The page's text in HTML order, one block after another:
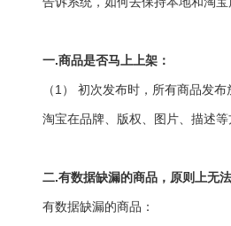
一.商品是否马上上架：
（1） 初次发布时，所有商品发
淘宝在品牌、版权、图片、描述
二.有数据缺漏的商品，原则上无法
有数据缺漏的商品：